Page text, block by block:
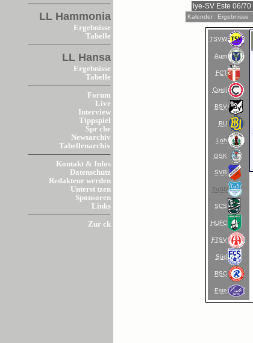
LL Hammonia
Ergebnisse
Tabelle
LL Hansa
Ergebnisse
Tabelle
Forum
Live
Interview
Tippspiel
Spr che
Newsarchiv
Tabellenarchiv
Kontakt & Infos
Datenschutz
Redakteur werden
Unterst tzen
Sponsoren
Links
Zur ck
Kalender Ergebnisse
TSVW
Aum
FCT
Cordi
BSV
BU
Loh
GSK
SVB
TuSD
SCS
HUFC
FTSV
Süd
RSC
Este